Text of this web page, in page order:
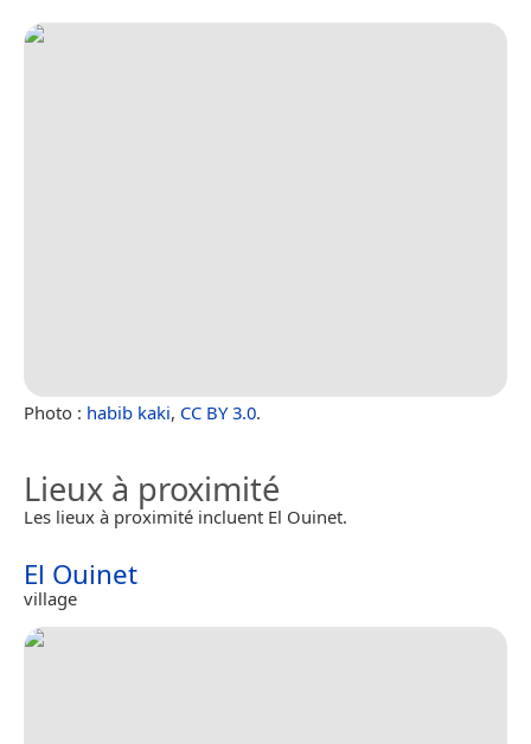
Photo : habib kaki, CC BY 3.0.
Lieux à proximité
Les lieux à proximité incluent El Ouinet.
El Ouinet
village